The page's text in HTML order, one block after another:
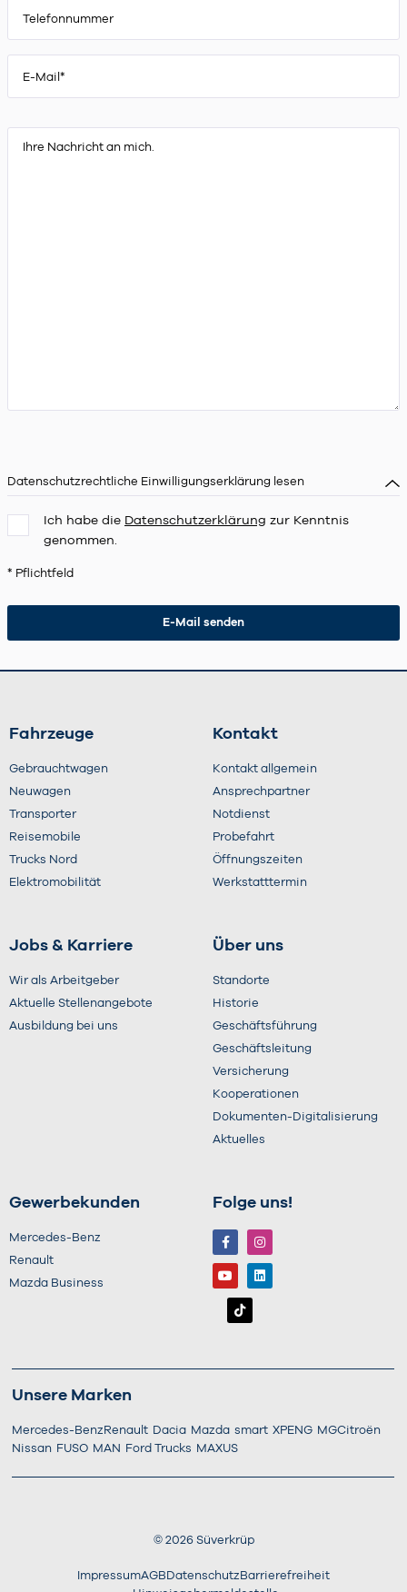
Datenschutzrechtliche Einwilligungserklärung lesen
Ich habe die Datenschutzerklärung zur Kenntnis
genommen.
* Pflichtfeld
Fahrzeuge
Gebrauchtwagen
Neuwagen
Transporter
Reisemobile
Trucks Nord
Elektromobilität
Kontakt
Kontakt allgemein
Ansprechpartner
Notdienst
Probefahrt
Öffnungszeiten
Werkstatttermin
Jobs & Karriere
Wir als Arbeitgeber
Aktuelle Stellenangebote
Ausbildung bei uns
Über uns
Standorte
Historie
Geschäftsführung
Geschäftsleitung
Versicherung
Kooperationen
Dokumenten-Digitalisierung
Aktuelles
Gewerbekunden
Mercedes-Benz
Renault
Mazda Business
Folge uns!
Unsere Marken
Mercedes-Benz Renault Dacia Mazda smart XPENG MGCitroën
Nissan FUSO MAN Ford Trucks MAXUS
© 2026Süverkrüp
ImpressumAGB Datenschutz Barrierefreiheit